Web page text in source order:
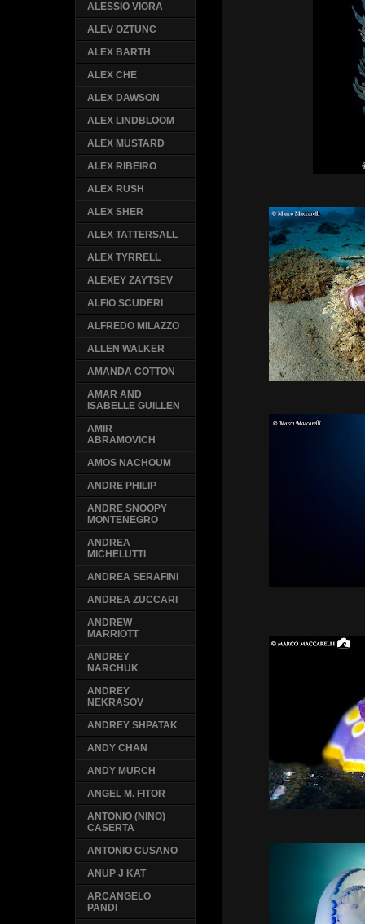
ALESSIO VIORA
ALEV OZTUNC
ALEX BARTH
ALEX CHE
ALEX DAWSON
ALEX LINDBLOOM
ALEX MUSTARD
ALEX RIBEIRO
ALEX RUSH
ALEX SHER
ALEX TATTERSALL
ALEX TYRRELL
ALEXEY ZAYTSEV
ALFIO SCUDERI
ALFREDO MILAZZO
ALLEN WALKER
AMANDA COTTON
AMAR AND
ISABELLE GUILLEN
AMIR
ABRAMOVICH
AMOS NACHOUM
ANDRE PHILIP
ANDRE SNOOPY
MONTENEGRO
ANDREA
MICHELUTTI
ANDREA SERAFINI
ANDREA ZUCCARI
ANDREW
MARRIOTT
ANDREY
NARCHUK
ANDREY
NEKRASOV
ANDREY SHPATAK
ANDY CHAN
ANDY MURCH
ANGEL M. FITOR
ANTONIO (NINO)
CASERTA
ANTONIO CUSANO
ANUP J KAT
ARCANGELO
PANDI